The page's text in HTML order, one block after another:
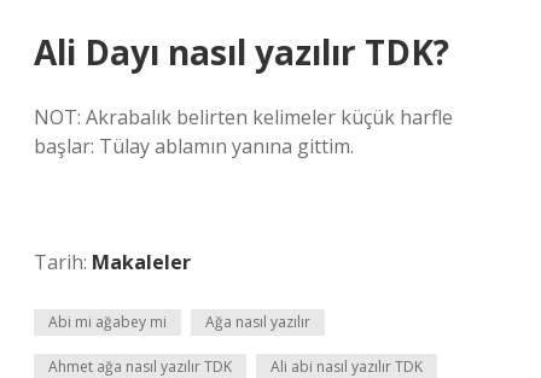
Ali Dayı nasıl yazılır TDK?
NOT: Akrabalık belirten kelimeler küçük harfle
başlar: Tülay ablamın yanına gittim.
Tarih: Makaleler
Abi mi ağabey mi Ağa nasıl yazılır
Ahmet ağa nasıl yazılır TDK Ali abi nasıl yazılır TDK